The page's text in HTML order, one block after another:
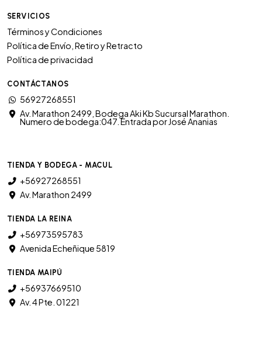
SERVICIOS
Términos y Condiciones
Política de Envío, Retiro y Retracto
Política de privacidad
CONTÁCTANOS
56927268551
Av. Marathon 2499, Bodega Aki Kb Sucursal Marathon.
Numero de bodega:047. Entrada por José Ananias
TIENDA Y BODEGA - MACUL
+56927268551
Av. Marathon 2499
TIENDA LA REINA
+56973595783
Avenida Echeñique 5819
TIENDA MAIPÚ
+56937669510
Av. 4 Pte. 01221